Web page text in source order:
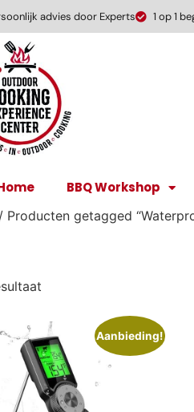
advies door Experts 1 op 1
BBQ Workshop
/ Producten getagged
Aanbieding!